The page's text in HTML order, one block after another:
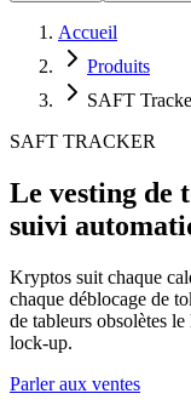
Accueil
Produits
SAFT
SAFT TRACKER
Le vesting de
suivi
Kryptos suit chaque
chaque déblocage de
de tableurs obsolètes
lock-up.
Parler aux ventes